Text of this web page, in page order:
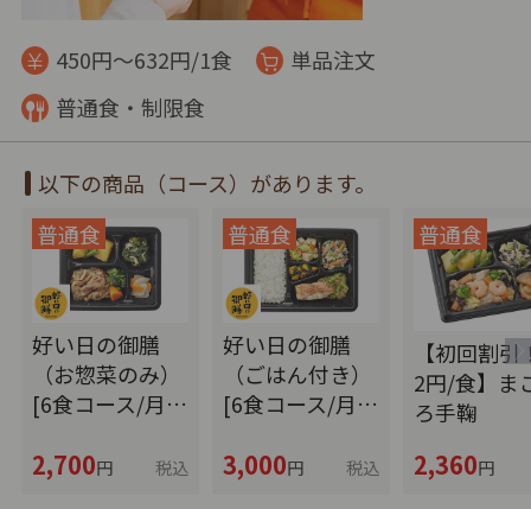
450円～632円/1食
単品注文
普通食・制限食
以下の商品（コース）があります。
好い日の御膳
（お惣菜のみ）
[6食コース/月…
2,700円 税込
好い日の御膳
（ごはん付き）
[6食コース/月…
3,000円 税込
【初回割引
2円/食】ま
ろ手鞠
2,360円